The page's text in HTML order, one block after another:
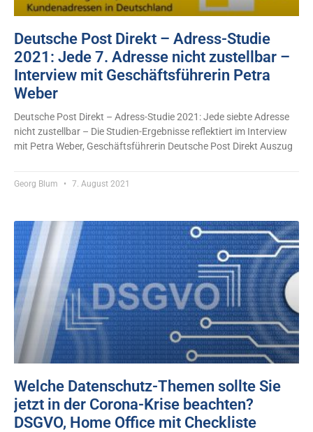
Deutsche Post Direkt – Adress-Studie
2021: Jede 7. Adresse nicht zustellbar –
Interview mit Geschäftsführerin Petra
Weber
Deutsche Post Direkt – Adress-Studie 2021: Jede siebte Adresse
nicht zustellbar – Die Studien-Ergebnisse reflektiert im Interview
mit Petra Weber, Geschäftsführerin Deutsche Post Direkt Auszug
Georg Blum 7. August 2021
Welche Datenschutz-Themen sollte Sie
jetzt in der Corona-Krise beachten?
DSGVO, Home Office mit Checkliste